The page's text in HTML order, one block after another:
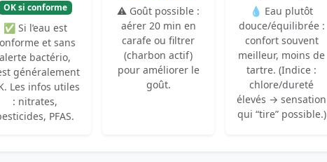
OK si conforme
✅ Si l’eau est
et sans
alerte bactério,
généralement
Les infos utiles
: nitrates,
PFAS.
⚠️ Goût possible :
aérer 20 min en
carafe ou filtrer
(charbon actif)
pour améliorer le
goût.
💧 Eau plutôt
douce/équilibrée :
confort souvent
meilleur, moins de
tartre. (Indice :
chlore/dureté
élevés → sensation
qui “tire” possible.)